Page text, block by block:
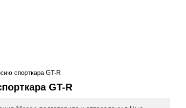
спорткара GT-R
GT-R